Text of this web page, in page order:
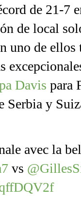
de 21-7
de local
uno de ellos
Davis para
Serbia y
avec la
vs